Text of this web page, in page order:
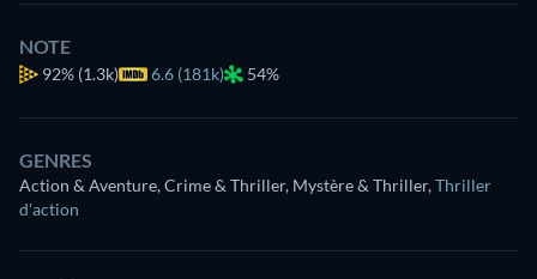
NOTE
92% (1.3k) 6.6 (181k) 54%
GENRES
Action & Aventure, Crime & Thriller, Mystère & Thriller,Thriller
d'action